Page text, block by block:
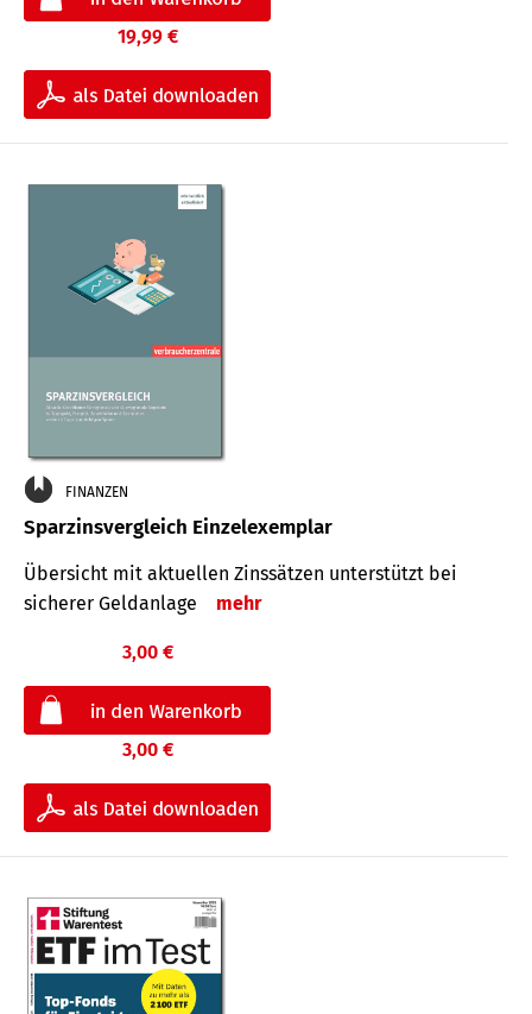
19,99 €
FINANZEN
Sparzinsvergleich Einzelexemplar
Übersicht mit aktuellen Zinssätzen unterstützt bei
sicherer Geldanlage
mehr
3,00 €
3,00 €